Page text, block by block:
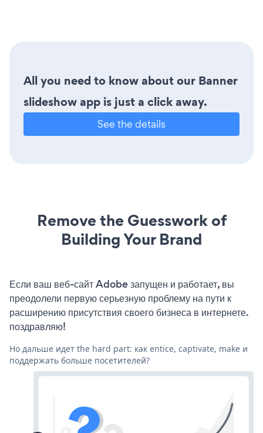
All you need to know about our Banner
slideshow app is just a click away.
See the details
Remove the Guesswork of
Building Your Brand
Если ваш веб-сайт Adobe запущен и работает, вы
преодолели первую серьезную проблему на пути к
расширению присутствия своего бизнеса в интернете.
поздравляю!
Но дальше идет the hard part: как entice, captivate, make и
поддержать больше посетителей?